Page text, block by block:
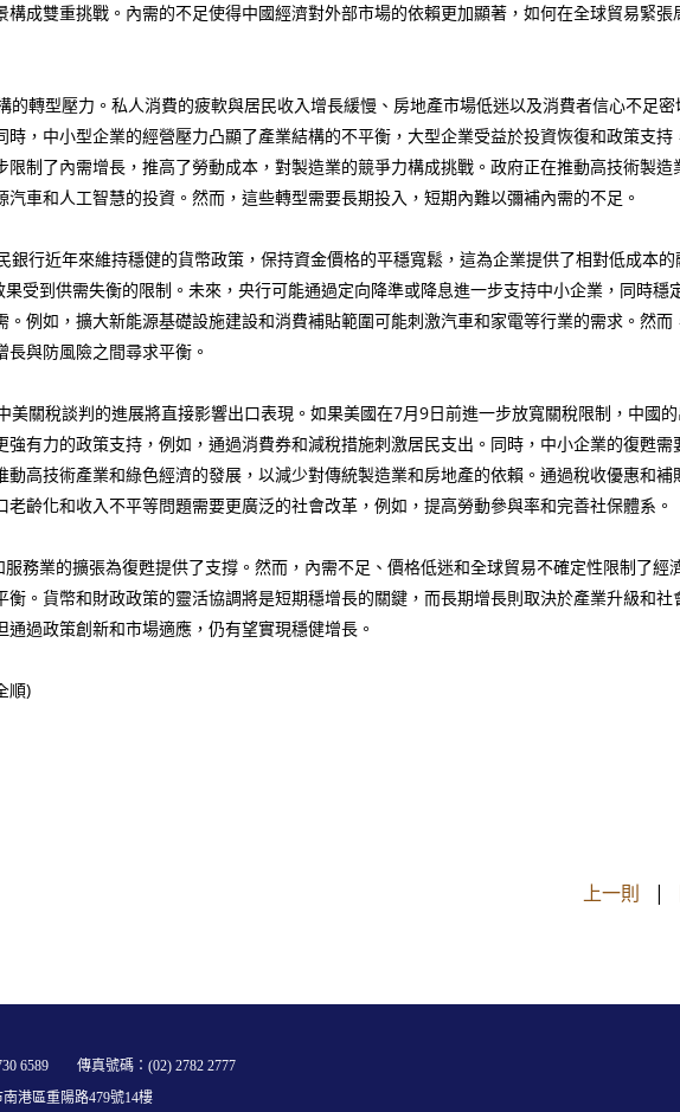
成雙重挑戰。內需的不足使得中國經濟對外部市場的依賴更加顯著，如何在全球貿易緊張
轉型壓力。私人消費的疲軟與居民收入增長緩慢、房地產市場低迷以及消費者信心不足
，中小型企業的經營壓力凸顯了產業結構的不平衡，大型企業受益於投資恢復和政策支持
制了內需增長，推高了勞動成本，對製造業的競爭力構成挑戰。政府正在推動高技術製造
車和人工智慧的投資。然而，這些轉型需要長期投入，短期內難以彌補內需的不足。
行近年來維持穩健的貨幣政策，保持資金價格的平穩寬鬆，這為企業提供了相對低成本的
受到供需失衡的限制。未來，央行可能通過定向降準或降息進一步支持中小企業，同時穩
例如，擴大新能源基礎設施建設和消費補貼範圍可能刺激汽車和家電等行業的需求。然而
與防風險之間尋求平衡。
關稅談判的進展將直接影響出口表現。如果美國在7月9日前進一步放寬關稅限制，中國
有力的政策支持，例如，通過消費券和減稅措施刺激居民支出。同時，中小企業的復甦需
高技術產業和綠色經濟的發展，以減少對傳統製造業和房地產的依賴。通過稅收優惠和補
齡化和收入不平等問題需要更廣泛的社會改革，例如，提高勞動參與率和完善社保體系。
務業的擴張為復甦提供了支撐。然而，內需不足、價格低迷和全球貿易不確定性限制了經
。貨幣和財政政策的靈活協調將是短期穩增長的關鍵，而長期增長則取決於產業升級和
過政策創新和市場適應，仍有望實現穩健增長。
順)
上一則 |
6589 傳真號碼：(02) 2782 2777
港區重陽路479號14樓